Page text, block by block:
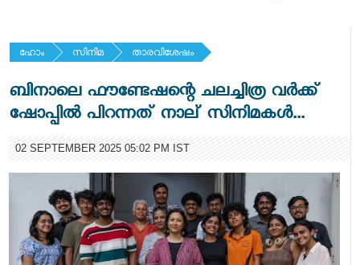
ഹോം സിനിമ താരവിശേഷം
ബിനാലെ ഫൗണ്ടേഷന്റെ ചലച്ചിത്ര വര്‍ക്ക്
ഷോപ്പില്‍ പിറന്നത് നാല് സിനിമകള്‍...
02 SEPTEMBER 2025 05:02 PM IST